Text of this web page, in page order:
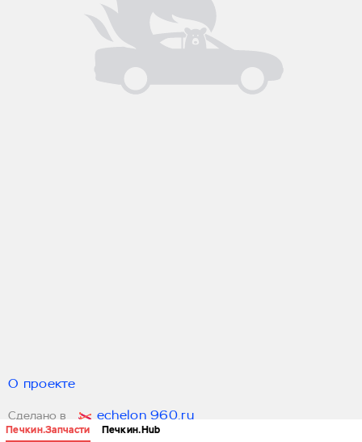
Печкин.Запчасти Печкин.Hub
О проекте
Сделано в echelon 960.ru